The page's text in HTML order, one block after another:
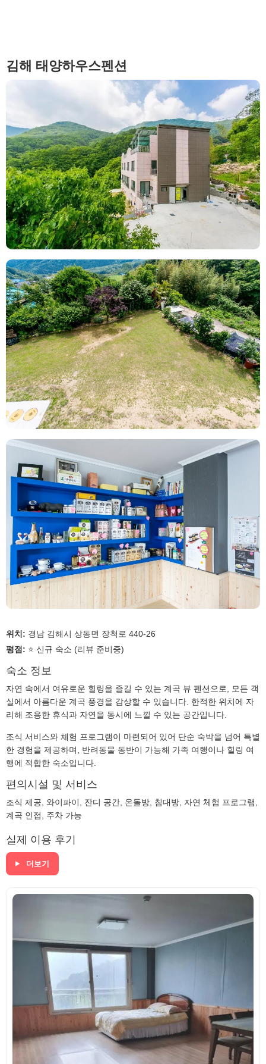
김해 태양하우스펜션
위치: 경남 김해시 상동면 장척로 440-26
평점: ⭐ 신규 숙소 (리뷰 준비중)
숙소 정보
자연 속에서 여유로운 힐링을 즐길 수 있는 계곡 뷰 펜션으로, 모든 객
실에서 아름다운 계곡 풍경을 감상할 수 있습니다. 한적한 위치에 자
리해 조용한 휴식과 자연을 동시에 느낄 수 있는 공간입니다.
조식 서비스와 체험 프로그램이 마련되어 있어 단순 숙박을 넘어 특별
한 경험을 제공하며, 반려동물 동반이 가능해 가족 여행이나 힐링 여
행에 적합한 숙소입니다.
편의시설 및 서비스
조식 제공, 와이파이, 잔디 공간, 온돌방, 침대방, 자연 체험 프로그램,
계곡 인접, 주차 가능
실제 이용 후기
더보기